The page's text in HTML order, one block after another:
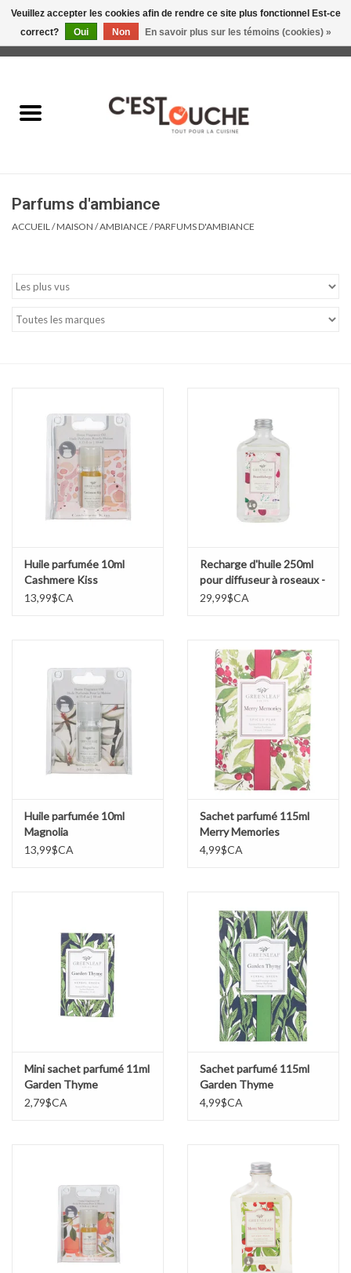
Table & Présentation
Boire
Maison
Conseils
Gift cards
Marques
Récompenses
Parfums d'ambiance
ACCUEIL /MAISON /AMBIANCE /PARFUMS D'AMBIANCE
Huile parfumée 10ml
Cashmere Kiss
13,99$CA
Recharge d'huile 250ml
pour diffuseur à roseaux -
Brambleberry
29,99$CA
Huile parfumée 10ml
Magnolia
13,99$CA
Sachet parfumé 115ml
Merry Memories
4,99$CA
Mini sachet parfumé 11ml
Garden Thyme
2,79$CA
Sachet parfumé 115ml
Garden Thyme
4,99$CA
Veuillez accepter les cookies afin de rendre ce site plus fonctionnel Est-ce
correct?
Oui Non En savoir plus sur les témoins (cookies) »